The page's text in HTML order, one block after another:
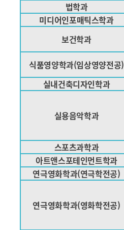
법학과
미디어인포매틱스학과
보건학과
식품영양학과(임상영양전공)
실내건축디자인학과
실용음악학과
스포츠과학과
아트앤스포테인먼트학과
연극영화학과(연극학전공)
연극영화학과(영화학전공)